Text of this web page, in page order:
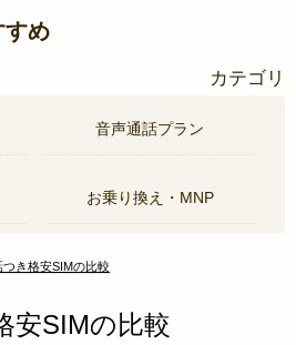
すめ
カテゴリ
音声通話プラン
お乗り換え・MNP
つき格安SIMの比較
安SIMの比較